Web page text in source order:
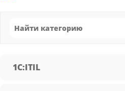
1C:ITIL